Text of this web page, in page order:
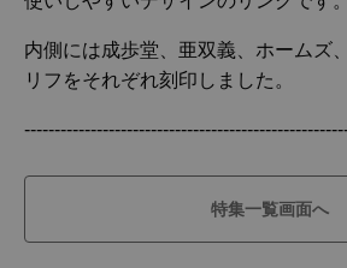
内側には成歩堂、亜双義、ホームズ
リフをそれぞれ刻印しました。
特集一覧画面へ